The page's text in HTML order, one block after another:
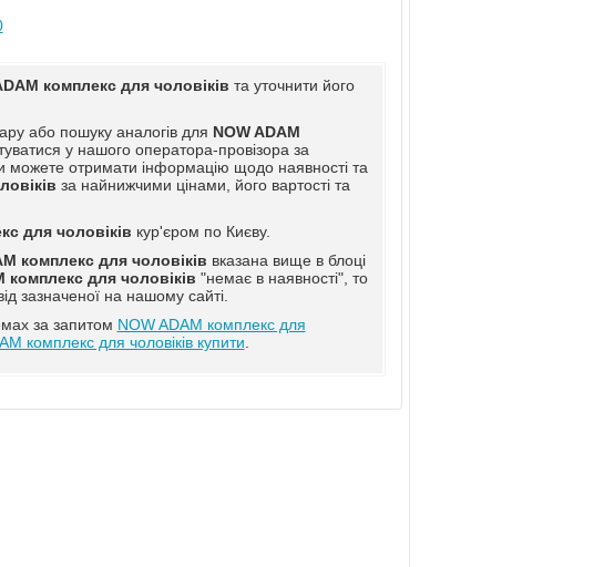
комплекс для чоловіків та уточнити його
або пошуку аналогів для NOW ADAM
у нашого оператора-провізора за
можете отримати інформацію щодо наявності та
за найнижчими цінами, його вартості та
для чоловіків кур'єром по Києву.
комплекс для чоловіків вказана вище в блоці
комплекс для чоловіків "немає в наявності", то
зазначеної на нашому сайті.
за запитом NOW ADAM комплекс для
комплекс для чоловіків купити